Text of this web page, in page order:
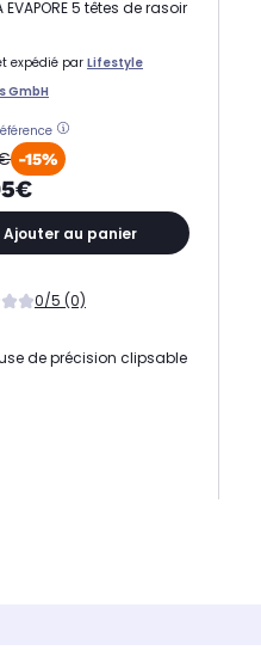
EVAPORE 5 têtes de rasoir
expédié par Lifestyle
GmbH
-15%
Ajouter au panier
0/5 (0)
de précision clipsable